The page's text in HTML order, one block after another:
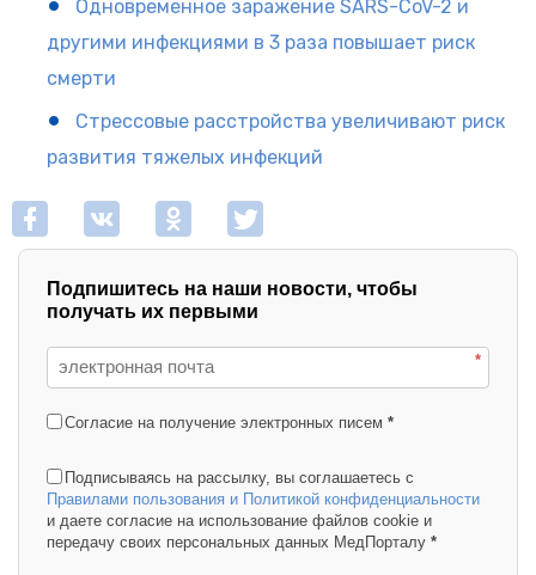
Одновременное заражение SARS-CoV-2 и
другими инфекциями в 3 раза повышает риск
смерти
Стрессовые расстройства увеличивают риск
развития тяжелых инфекций
Подпишитесь на наши новости, чтобы
получать их первыми
*
Согласие на получение электронных писем *
Подписываясь на рассылку, вы соглашаетесь с
Правилами пользования и Политикой конфиденциальности
и даете согласие на использование файлов cookie и
передачу своих персональных данных МедПорталу *